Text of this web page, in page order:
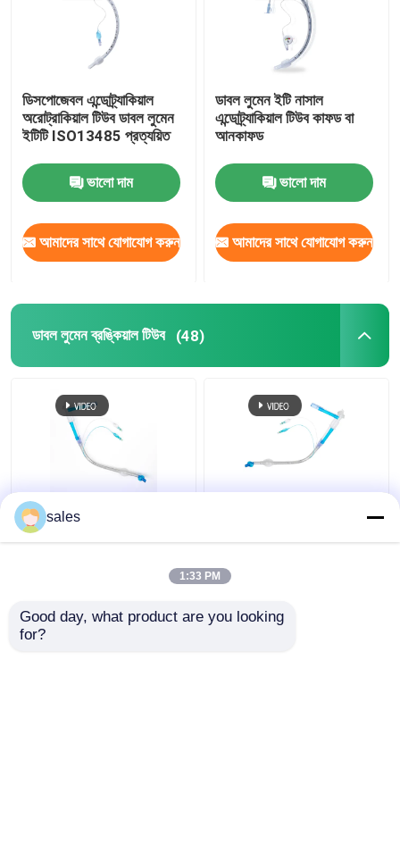
ডিসপোজেবল এন্ডোট্র্যাকিয়াল
অরোট্রাকিয়াল টিউব ডাবল লুমেন
ইটিটি ISO13485 প্রত্যয়িত
ভালো দাম
আমাদের সাথে যোগাযোগ করুন
ডাবল লুমেন ইটি নাসাল
এন্ডোট্র্যাকিয়াল টিউব কাফড বা
আনকাফড
ভালো দাম
আমাদের সাথে যোগাযোগ করুন
ডাবল লুমেন ব্রঙ্কিয়াল টিউব (48)
FR28-FR41 এন্ডোট্র্যাকিয়াল
ডাবল লুমেন টিউব ট্র্যাচিয়াল
sales
1:33 PM
Good day, what product are you looking
for?